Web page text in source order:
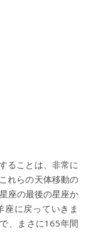
ることは、非常に
れらの天体移動の
座の最後の星座か
座に戻っていきま
、まさに165年間